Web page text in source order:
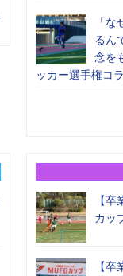
「
るん
念を
ッカー選手権コラ
【
カッ
【